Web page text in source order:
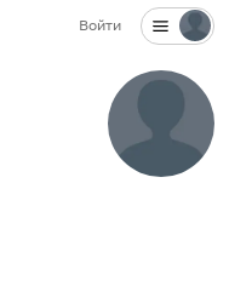
Войти